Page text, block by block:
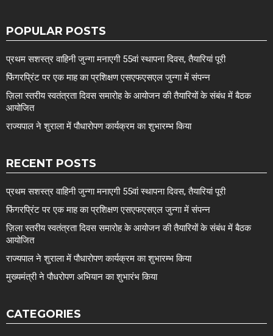
POPULAR POSTS
प्रथम सशस्त्र वाहिनी जुन्गा मनाएगी 55वां स्थापना दिवस, तैयारियां पूरी
फिंगरप्रिंट पर एक माह का प्रशिक्षण एसएफएसएल जुन्गा में संपन्न
ज़िला स्तरीय स्वतंत्रता दिवस समारोह के आयोजन की तैयारियों के संबंध में बैठक
आयोजित
राज्यपाल ने शुराला में पौधारोपण कार्यक्रम का शुभारम्भ किया
RECENT POSTS
प्रथम सशस्त्र वाहिनी जुन्गा मनाएगी 55वां स्थापना दिवस, तैयारियां पूरी
फिंगरप्रिंट पर एक माह का प्रशिक्षण एसएफएसएल जुन्गा में संपन्न
ज़िला स्तरीय स्वतंत्रता दिवस समारोह के आयोजन की तैयारियों के संबंध में बैठक
आयोजित
राज्यपाल ने शुराला में पौधारोपण कार्यक्रम का शुभारम्भ किया
मुख्यमंत्री ने पौधरोपण अभियान का शुभारंभ किया
CATEGORIES